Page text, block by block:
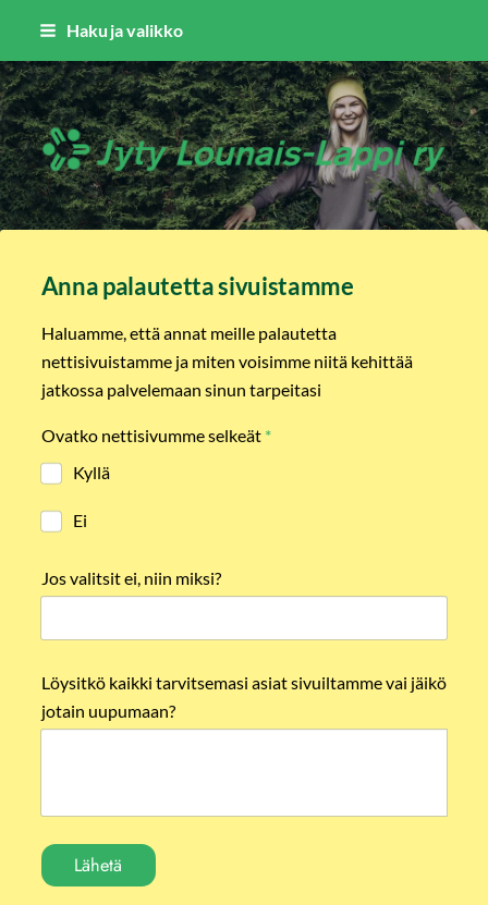
Siirry
sisältöön
Haku ja valikko
Jyty Lounais-Lappi ry
Anna palautetta sivuistamme
Haluamme, että annat meille palautetta
nettisivuistamme ja miten voisimme niitä kehittää
jatkossa palvelemaan sinun tarpeitasi
Ovatko nettisivumme selkeät*
Kyllä
Ei
Jos valitsit ei, niin miksi?
Löysitkö kaikki tarvitsemasi asiat sivuiltamme vai jäikö
jotain uupumaan?
Lähetä